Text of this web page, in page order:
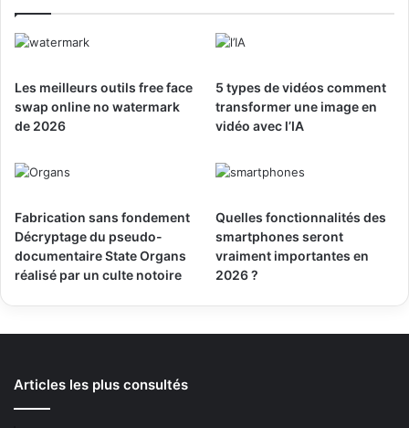
Les meilleurs outils free face
swap online no watermark
de 2026
5 types de vidéos comment
transformer une image en
vidéo avec l’IA
Fabrication sans fondement
Décryptage du pseudo-
documentaire State Organs
réalisé par un culte notoire
Quelles fonctionnalités des
smartphones seront
vraiment importantes en
2026 ?
Articles les plus consultés